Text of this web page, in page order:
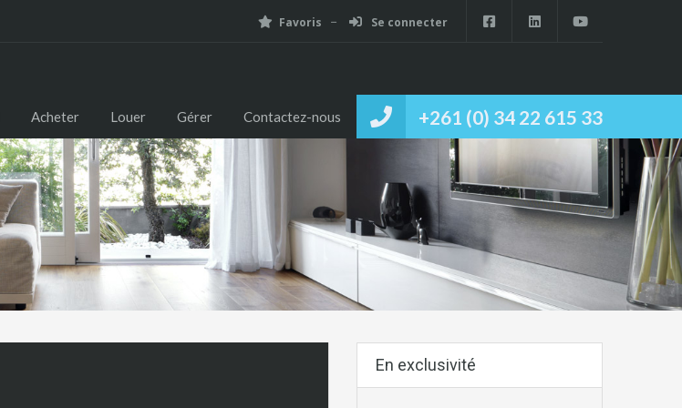
Favoris Se connecter
+261 (0) 34 22 615 33
Acheter Louer Gérer Contactez-nous
En exclusivité